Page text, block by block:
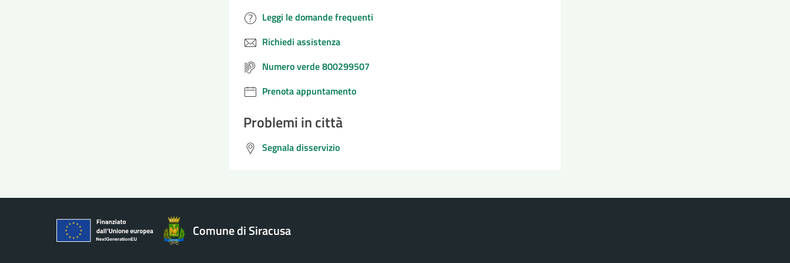
Leggi le domande frequenti
Richiedi assistenza
Numero verde 800299507
Prenota appuntamento
Problemi in città
Segnala disservizio
Comune di Siracusa